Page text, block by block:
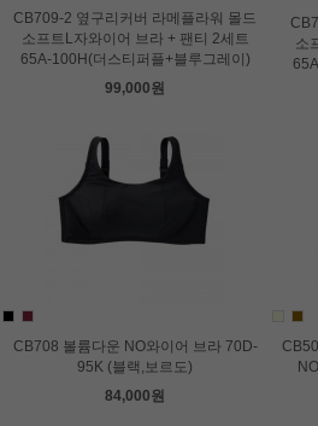
CB709-2 옆구리커버 라메플라워 몰드
소프트L자와이어 브라 + 팬티 2세트
65A-100H(더스티퍼플+블루그레이)
99,000원
소
CB708 볼륨다운 NO와이어 브라 70D-
95K (블랙,보르도)
84,000원